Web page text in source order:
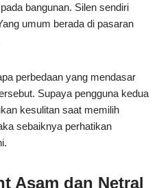
bangunan. Silen sendiri
umum berada di pasaran
perbedaan yang mendasar
Supaya pengguna kedua
kesulitan saat memilih
sebaiknya perhatikan
Asam dan Netral